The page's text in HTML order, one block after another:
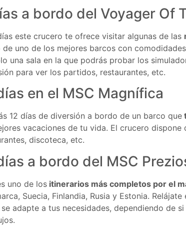
a bordo del Voyager Of
este crucero te ofrece visitar algunas de las
de uno de los mejores barcos con
una sala en la que podrás probar los
para ver los partidos, restaurantes, etc.
en el MSC Magnífica
12 días de diversión a bordo de un barco que
vacaciones de tu vida. El crucero
discoteca, etc.
a bordo del MSC
uno de los itinerarios más completos por el
Suecia, Finlandia, Rusia y Estonia.
adapte a tus necesidades, dependiendo de